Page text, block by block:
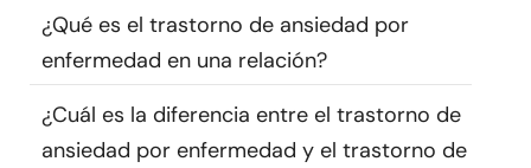
Encuentra un terapeuta
Idioma ES
¿Qué es el trastorno de ansiedad por
enfermedad en una relación?
¿Cuál es la diferencia entre el trastorno de
ansiedad por enfermedad y el trastorno de